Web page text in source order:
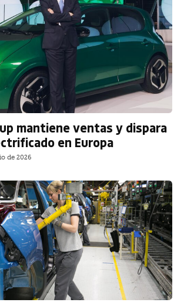
mantiene ventas y dispara
en Europa
de 2026